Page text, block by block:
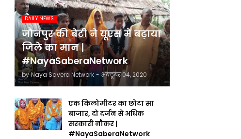
DAILY NEWS
जौनपुर की बेटी ने यूएस में बढ़ाया
जिले का मान |
#NayaSaberaNetwork
by Naya Savera Network - अक्टूबर 04, 2020
एक किलोमीटर का छोटा सा
बाजार, दो दर्जन से अधिक
सरकारी नौकर |
#NayaSaberaNetwork